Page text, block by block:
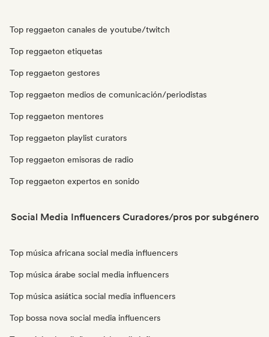
Top reggaeton canales de youtube/twitch
Top reggaeton etiquetas
Top reggaeton gestores
Top reggaeton medios de comunicación/periodistas
Top reggaeton mentores
Top reggaeton playlist curators
Top reggaeton emisoras de radio
Top reggaeton expertos en sonido
Social Media Influencers Curadores/pros por subgénero
Top música africana social media influencers
Top música árabe social media influencers
Top música asiática social media influencers
Top bossa nova social media influencers